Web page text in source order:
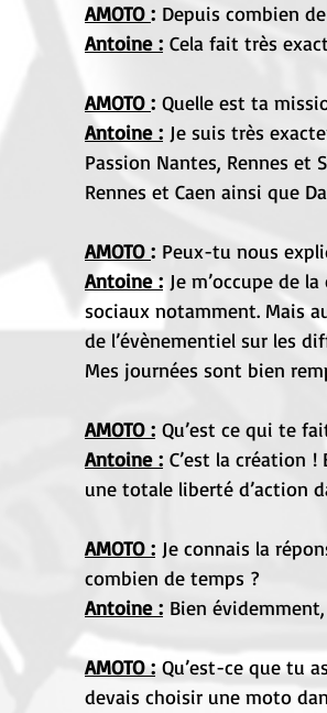
AMOTO : Depuis combien
Antoine : Cela fait très
AMOTO : Quelle est ta
Antoine : Je suis très
Passion Nantes, Rennes et
Rennes et Caen ainsi que
AMOTO : Peux-tu nous
Antoine : Je m’occupe de
sociaux notamment. Mais
de l’évènementiel sur les
Mes journées sont bien
AMOTO : Qu’est ce qui te
Antoine : C’est la création
une totale liberté d’action
AMOTO : Je connais la
combien de temps ?
Antoine : Bien
AMOTO : Qu’est-ce que tu
devais choisir une moto